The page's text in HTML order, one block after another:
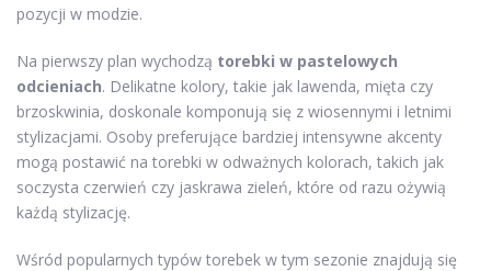
pozycji w modzie.
Na pierwszy plan wychodzą torebki w pastelowych
odcieniach. Delikatne kolory, takie jak lawenda, mięta czy
brzoskwinia, doskonale komponują się z wiosennymi i letnimi
stylizacjami. Osoby preferujące bardziej intensywne akcenty
mogą postawić na torebki w odważnych kolorach, takich jak
soczysta czerwień czy jaskrawa zieleń, które od razu ożywią
każdą stylizację.
Wśród popularnych typów torebek w tym sezonie znajdują się